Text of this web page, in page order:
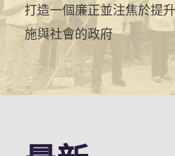
打造一個廉正並注焦於提
施與社會的政府